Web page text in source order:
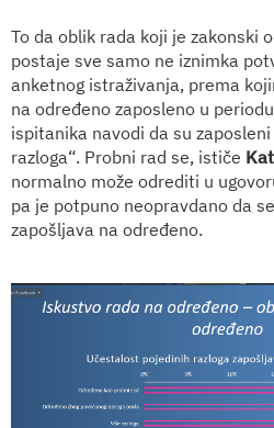
To da oblik rada koji je zakonski
postaje sve samo ne iznimka
anketnog istraživanja, prema
na određeno zaposleno u
ispitanika navodi da su
razloga“. Probni rad se, ističe
normalno može odrediti u
pa je potpuno neopravdano da
zapošljava na određeno.